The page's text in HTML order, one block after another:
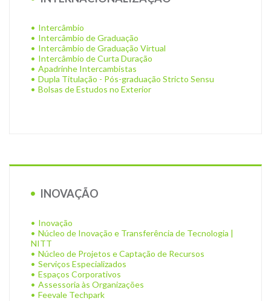
Intercâmbio
Intercâmbio de Graduação
Intercâmbio de Graduação Virtual
Intercâmbio de Curta Duração
Apadrinhe Intercambistas
Dupla Titulação - Pós-graduação Stricto Sensu
Bolsas de Estudos no Exterior
INOVAÇÃO
Inovação
Núcleo de Inovação e Transferência de Tecnologia |
NITT
Núcleo de Projetos e Captação de Recursos
Serviços Especializados
Espaços Corporativos
Assessoria às Organizações
Feevale Techpark